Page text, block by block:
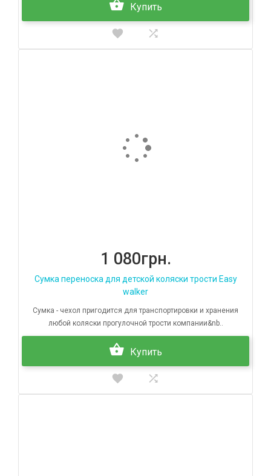
Купить
1 080грн.
Сумка переноска для детской коляски трости Easy
walker
Сумка - чехол пригодится для транспортировки и хранения
любой коляски прогулочной трости компании&nb..
Купить